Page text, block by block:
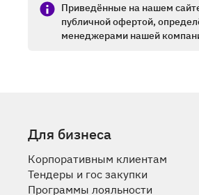
Приведённые на нашем
публичной офертой,
менеджерами нашей
Для бизнеса
Корпоративным клиентам
Тендеры и гос закупки
Программы лояльности